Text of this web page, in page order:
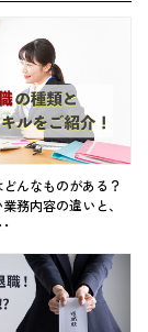
んなものがある？
務内容の違いと、